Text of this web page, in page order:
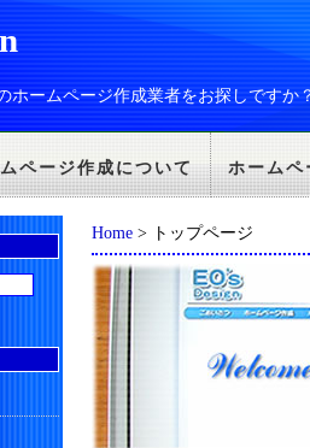
ホームページ作成業者をお探しですか
ページ作成について ホームペ
Home > トップページ